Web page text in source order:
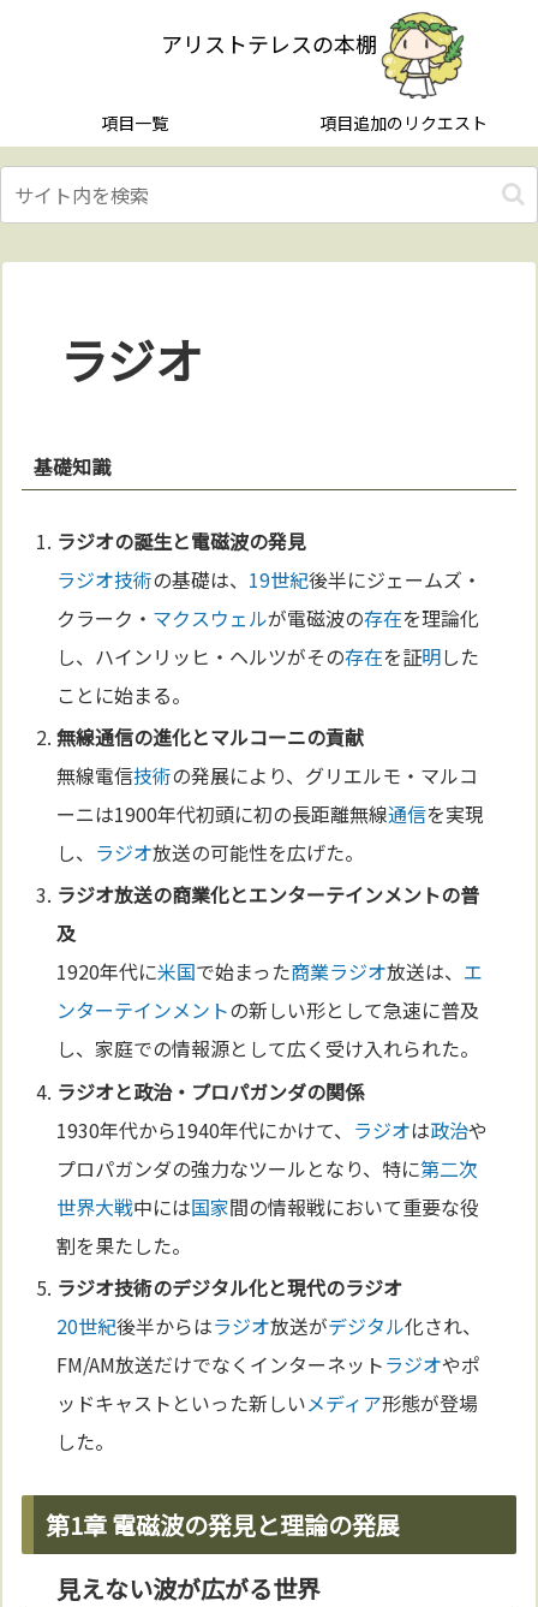
アリストテレスの本棚
項目一覧 項目追加のリクエスト
ラジオ
基礎知識
ラジオの誕生と電磁波の発見
ラジオ技術の基礎は、 19世紀後半にジェームズ・
クラーク・ マクスウェルが電磁波の存在を理論化
し、ハインリッヒ・ヘルツがその存在を証明した
ことに始まる。
無線通信の進化とマルコーニの貢献
無線電信技術の発展により、グリエルモ・マルコ
ーニは1900年代初頭に初の長距離無線通信を実現
し、 ラジオ放送の可能性を広げた。
ラジオ放送の商業化とエンターテインメントの普
及
1920年代に米国で始まった商業ラジオ放送は、 エ
ンターテインメントの新しい形として急速に普及
し、家庭での情報源として広く受け入れられた。
ラジオと政治・プロパガンダの関係
1930年代から1940年代にかけて、 ラジオは政治や
プロパガンダの強力なツールとなり、特に第二次
世界大戦中には国家間の情報戦において重要な役
割を果たした。
ラジオ技術のデジタル化と現代のラジオ
20世紀後半からはラジオ放送がデジタル化され、
FM/AM放送だけでなくインターネットラジオやポ
ッドキャストといった新しいメディア形態が登場
した。
第1章 電磁波の発見と理論の発展
見えない波が広がる世界